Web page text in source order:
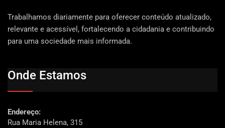
Trabalhamos diariamente para oferecer conteúdo atualizado,
relevante e acessível, fortalecendo a cidadania e contribuindo
para uma sociedade mais informada.
Onde Estamos
Endereço:
Rua Maria Helena, 315